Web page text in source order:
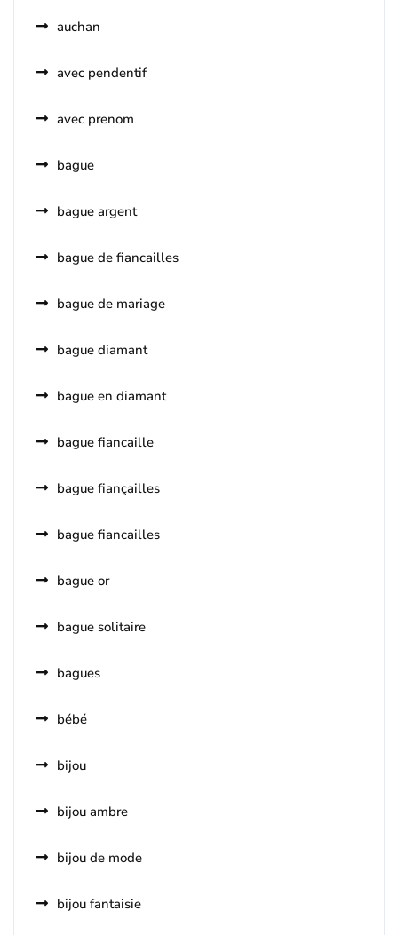
auchan
avec pendentif
avec prenom
bague
bague argent
bague de fiancailles
bague de mariage
bague diamant
bague en diamant
bague fiancaille
bague fiançailles
bague fiancailles
bague or
bague solitaire
bagues
bébé
bijou
bijou ambre
bijou de mode
bijou fantaisie